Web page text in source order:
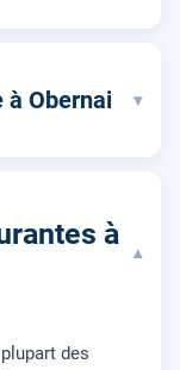
à Obernai ▾
à
▾
des